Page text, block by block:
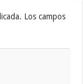
Los campos